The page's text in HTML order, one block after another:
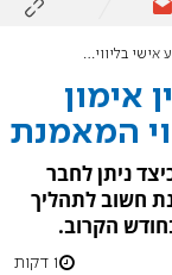
המאמנת
אימון
המאמנת
ניתן לחבר
חשוב לתהליך
1 דקות